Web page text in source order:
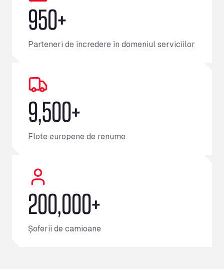
950+
Parteneri de încredere în domeniul serviciilor
9,500+
Flote europene de renume
200,000+
Șoferii de camioane